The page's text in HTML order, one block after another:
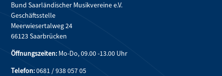
Bund Saarländischer Musikvereine e.V.
Geschäftsstelle
Meerwiesertalweg 24
66123 Saarbrücken
Öffnungszeiten: Mo-Do, 09.00 -13.00 Uhr
Telefon:0681 / 938 057 05